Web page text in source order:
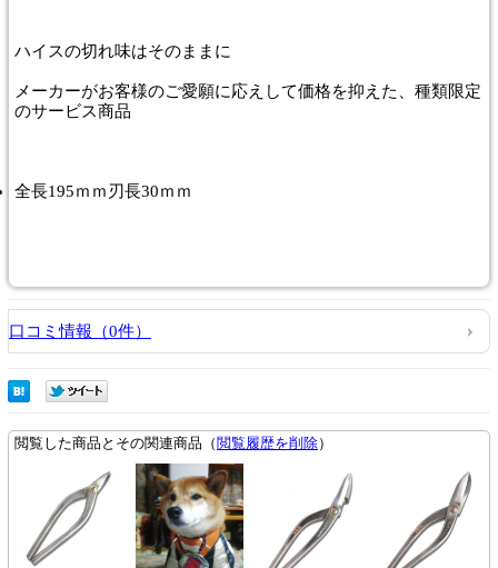
ハイスの切れ味はそのままに
メーカーがお客様のご愛願に応えして価格を抑えた、種類限定
のサービス商品
全長195ｍｍ刃長30ｍｍ
口コミ情報（0件）